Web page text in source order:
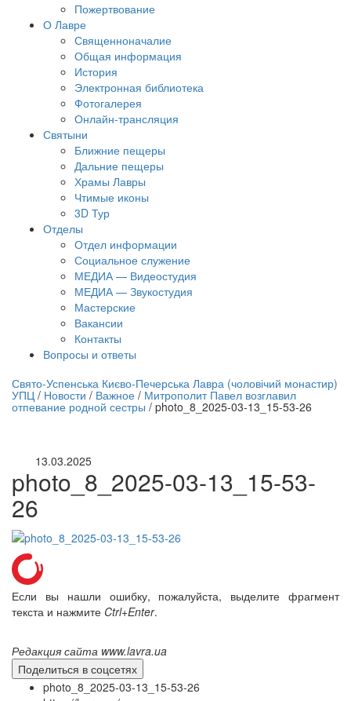
Пожертвование
О Лавре
Священноначалие
Общая информация
История
Электронная библиотека
Фотогалерея
Онлайн-трансляция
Святыни
Ближние пещеры
Дальние пещеры
Храмы Лавры
Чтимые иконы
3D Тур
Отделы
Отдел информации
Социальное служение
МЕДИА — Видеостудия
МЕДИА — Звукостудия
Мастерские
Вакансии
Контакты
Вопросы и ответы
трансляция | 12 сентября
трансляции
Свято-Успенська Києво-Печерська Лавра (чоловічий монастир)
УПЦ / Новости / Важное / Митрополит Павел возглавил
отпевание родной сестры / photo_8_2025-03-13_15-53-26
13.03.2025
photo_8_2025-03-13_15-53-
26
Если вы нашли ошибку, пожалуйста, выделите фрагмент
текста и нажмите Ctrl+Enter.
Редакция сайта www.lavra.ua
Поделиться в соцсетях
photo_8_2025-03-13_15-53-26